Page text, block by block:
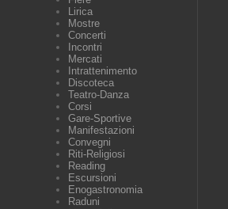
Lirica
Mostre
Concerti
Incontri
Mercati
Intrattenimento
Discoteca
Teatro-Danza
Corsi
Gare-Sportive
Manifestazioni
Convegni
Riti-Religiosi
Reading
Escursioni
Enogastronomia
Raduni